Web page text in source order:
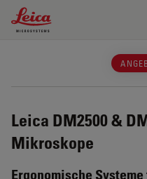
Leica Microsystems Logo
Leica DM2500 &
Mikroskope
Ergonomische